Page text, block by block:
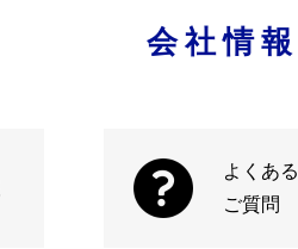
会社情報
よくある
ご質問